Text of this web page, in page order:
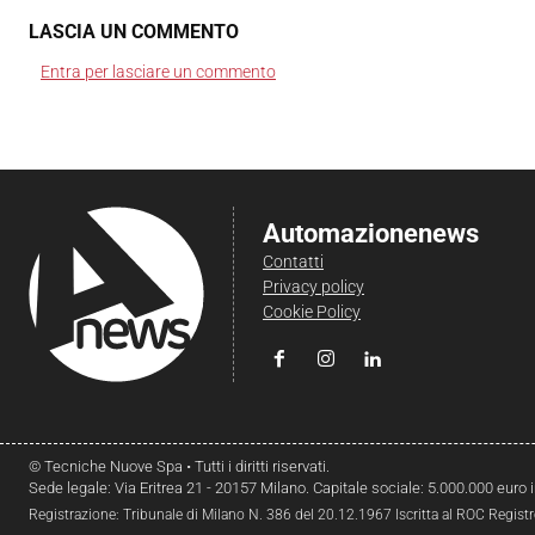
LASCIA UN COMMENTO
Entra per lasciare un commento
Automazionenews
Contatti
Privacy policy
Cookie Policy
© Tecniche Nuove Spa • Tutti i diritti riservati.
Sede legale: Via Eritrea 21 - 20157 Milano. Capitale sociale: 5.000.000
Registrazione: Tribunale di Milano N. 386 del 20.12.1967 Iscritta al ROC